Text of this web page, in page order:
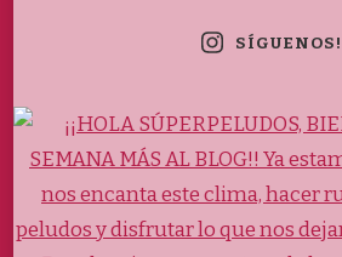
SÍGUENOS!